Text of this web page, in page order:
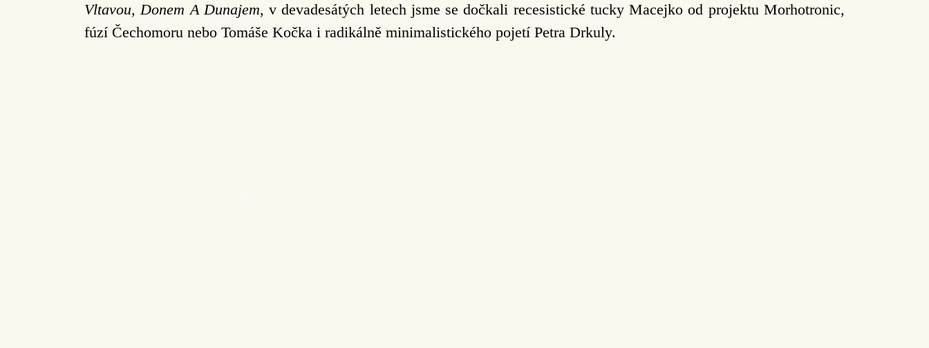
Vltavou, Donem A Dunajem, v devadesátých letech jsme se dočkali recesistické tucky Macejko od projektu Morhotronic,
fúzí Čechomoru nebo Tomáše Kočka i radikálně minimalistického pojetí Petra Drkuly.